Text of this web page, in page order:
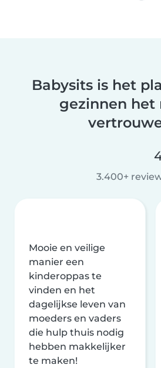
Babysits is het
gezinnen het
3.400+
Mooie en veilige
manier een
kinderoppas te
vinden en het
dagelijkse leven van
moeders en vaders
die hulp thuis nodig
hebben makkelijker
te maken!